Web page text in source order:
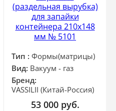
(раздельная вырубка)
для запайки
контейнера 210х148
мм № 5101
Тип : Формы(матрицы)
Вид: Вакуум - газ
Бренд:
VASSILII (Китай-Россия)
53 000 руб.